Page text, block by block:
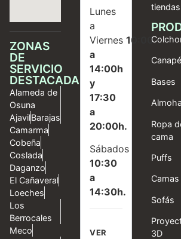
ZONAS
DE
SERVICIO
DESTACADAS
Alameda de
Osuna
AjavilBarajas
Camarma
Cobeña
Coslada
Daganzo
El Cañaveral
Loeches
Los
Berrocales
Meco
Lunes
a
Viernes10:00
a
14:00h
y
17:30
a
20:00h.
Sábados
10:30
a
14:30h.
VER
tiendas
Bases
Ropa
cama
Puffs
Sofás
3D